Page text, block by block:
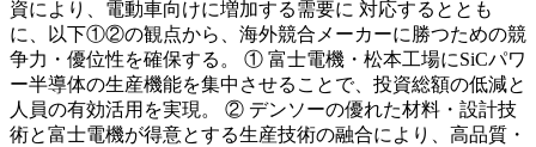
資により、電動車向けに増加する需要に 対応するととも
に、以下①②の観点から、海外競合メーカーに勝つための競
争力・優位性を確保する。 ① 富士電機・松本工場にSiCパワ
ー半導体の生産機能を集中させることで、投資総額の低減と
人員の有効活用を実現。 ② デンソーの優れた材料・設計技
術と富士電機が得意とする生産技術の融合により、高品質・